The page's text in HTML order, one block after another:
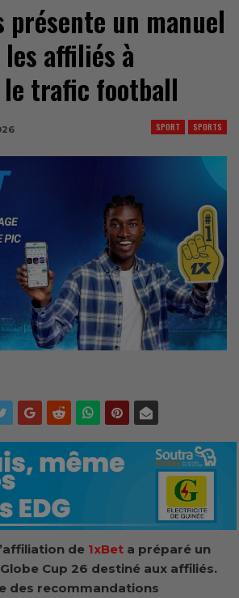
présente un manuel
affiliés à
trafic football
SPORT SPORTS
de 1xBet a préparé un
Cup 26 destiné aux affiliés.
des recommandations